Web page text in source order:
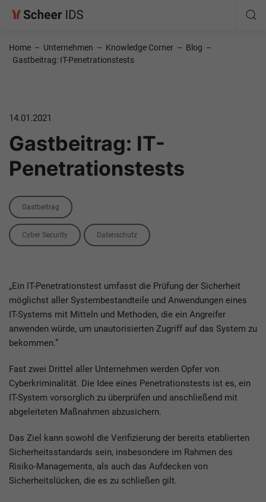
Home – Unternehmen – Knowledge Corner – Blog –
Gastbeitrag: IT-Penetrationstests
14.01.2021
Gastbeitrag: IT-
Penetrationstests
Category
Gastbeitrag
TagsCyber Security Datenschutz
„Ein IT-Penetrationstest umfasst die Prüfung der Sicherheit
möglichst aller Systembestandteile und Anwendungen eines
IT-Systems mit Mitteln und Methoden, die ein Angreifer
anwenden würde, um unautorisierten Zugriff auf das System zu
bekommen.”
Fast zwei Drittel aller Unternehmen werden Opfer von
Cyberkriminalität. Die Idee eines Penetrationstests ist es, ein
IT-System vorsorglich zu überprüfen und anschließend mit
abgeleiteten Maßnahmen abzusichern.
Das Ziel kann sowohl die Verifizierung der bereits etablierten
Sicherheitsstandards sein, insbesondere im Rahmen des
Risiko-Managements, als auch das Aufdecken von
Sicherheitslücken, die es zu schließen gilt.